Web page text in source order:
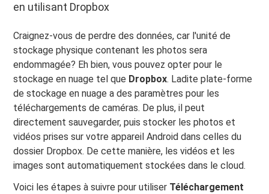
en utilisant Dropbox
Craignez-vous de perdre des données, car l'unité de
stockage physique contenant les photos sera
endommagée? Eh bien, vous pouvez opter pour le
stockage en nuage tel que Dropbox. Ladite plate-forme
de stockage en nuage a des paramètres pour les
téléchargements de caméras. De plus, il peut
directement sauvegarder, puis stocker les photos et
vidéos prises sur votre appareil Android dans celles du
dossier Dropbox. De cette manière, les vidéos et les
images sont automatiquement stockées dans le cloud.
Voici les étapes à suivre pour utiliser Téléchargement